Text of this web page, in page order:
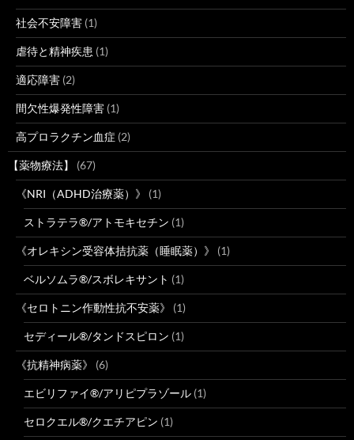
社会不安障害 (1)
虐待と精神疾患 (1)
適応障害 (2)
間欠性爆発性障害 (1)
高プロラクチン血症 (2)
【薬物療法】 (67)
《NRI（ADHD治療薬）》 (1)
ストラテラ®/アトモキセチン (1)
《オレキシン受容体拮抗薬（睡眠薬）》 (1)
ベルソムラ®/スボレキサント (1)
《セロトニン作動性抗不安薬》 (1)
セディール®/タンドスピロン (1)
《抗精神病薬》 (6)
エビリファイ®/アリピプラゾール (1)
セロクエル®/クエチアピン (1)